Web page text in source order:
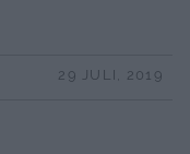
29 JULI, 2019